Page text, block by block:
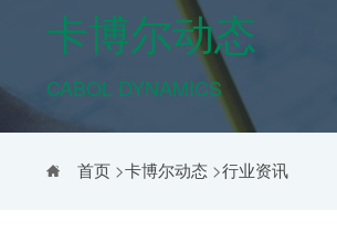
卡博尔动态
CABOL DYNAMICS
首页>卡博尔动态>行业资讯